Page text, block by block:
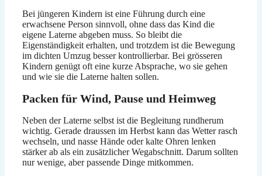
Bei jüngeren Kindern ist eine Führung durch eine
erwachsene Person sinnvoll, ohne dass das Kind die
eigene Laterne abgeben muss. So bleibt die
Eigenständigkeit erhalten, und trotzdem ist die Bewegung
im dichten Umzug besser kontrollierbar. Bei grösseren
Kindern genügt oft eine kurze Absprache, wo sie gehen
und wie sie die Laterne halten sollen.
Packen für Wind, Pause und Heimweg
Neben der Laterne selbst ist die Begleitung rundherum
wichtig. Gerade draussen im Herbst kann das Wetter rasch
wechseln, und nasse Hände oder kalte Ohren lenken
stärker ab als ein zusätzlicher Wegabschnitt. Darum sollten
nur wenige, aber passende Dinge mitkommen.